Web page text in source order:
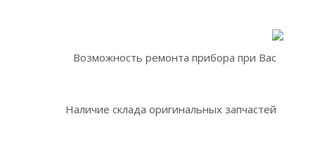
Возможность ремонта прибора при Вас
Наличие склада оригинальных запчастей